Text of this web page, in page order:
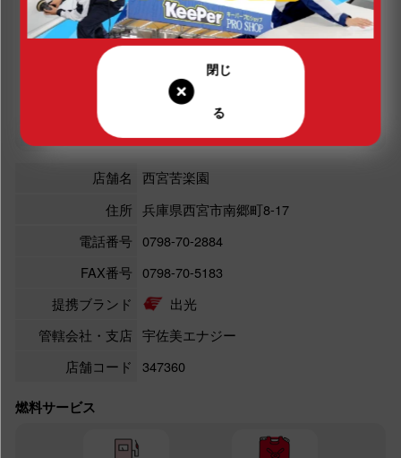
店舗名
西宮苦楽園
住所 兵庫県西宮市南郷町8-17
電話番号 0798-70-2884
FAX番号 0798-70-5183
提携ブランド
出光
管轄会社・支店 宇佐美エナジー
店舗コード
347360
年中無休
平日：7:00～20:00
土曜：7:00～20:00
日曜：8:00～20:00
祝日：8:00～20:00
現在の営業状況
営業中
燃料サービス